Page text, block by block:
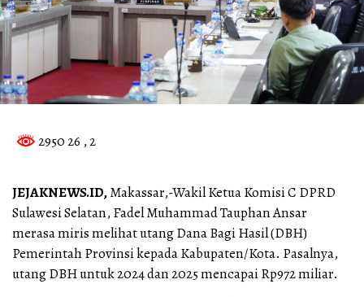
2950 26 , 2
JEJAKNEWS.ID,Makassar,-Wakil Ketua Komisi C DPRD
Sulawesi Selatan, Fadel Muhammad Tauphan Ansar
merasa miris melihat utang Dana Bagi Hasil (DBH)
Pemerintah Provinsi kepada Kabupaten/Kota. Pasalnya,
utang DBH untuk 2024 dan 2025 mencapai Rp972 miliar.